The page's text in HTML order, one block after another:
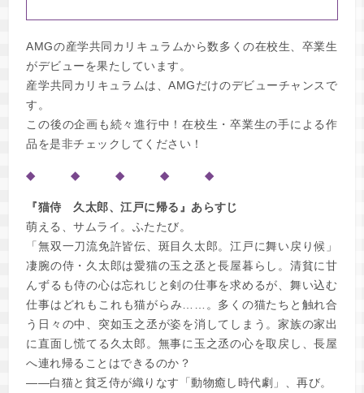
AMGの産学共同カリキュラムから数多くの在校生、卒業生
がデビューを果たしています。
産学共同カリキュラムは、AMGだけのデビューチャンスで
す。
この後の企画も続々進行中！在校生・卒業生の手による作
品を是非チェックしてください！
◆ ◆ ◆ ◆ ◆
『猫侍 久太郎、江戸に帰る』あらすじ
萌える、サムライ。ふたたび。
「無双一刀流免許皆伝、斑目久太郎。江戸に舞い戻り候」
凄腕の侍・久太郎は愛猫の玉之丞と長屋暮らし。清貧に甘
んずるも侍の心は忘れじと剣の仕事を求めるが、舞い込む
仕事はどれもこれも猫がらみ……。多くの猫たちと触れ合
う日々の中、突如玉之丞が姿を消してしまう。家族の家出
に直面し慌てる久太郎。無事に玉之丞の心を取戻し、長屋
へ連れ帰ることはできるのか？
――白猫と貧乏侍が織りなす「動物癒し時代劇」、再び。